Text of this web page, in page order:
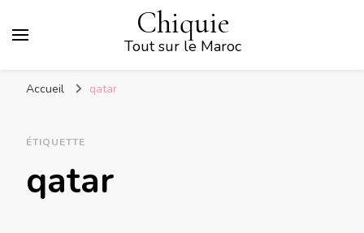
Chiquie
Tout sur le Maroc
Accueil qatar
ÉTIQUETTE
qatar